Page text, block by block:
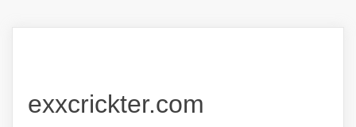
exxcrickter.com